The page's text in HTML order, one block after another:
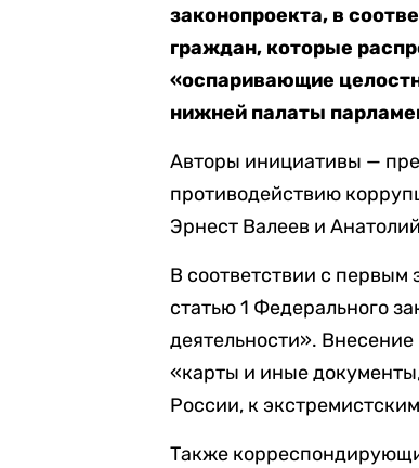
законопроекта, в
граждан, которые
«оспаривающие
нижней палаты
Авторы инициативы —
противодействию
Эрнест Валеев и
В соответствии с первым
статью 1 Федерального
деятельности».
«карты и иные
России, к
Также